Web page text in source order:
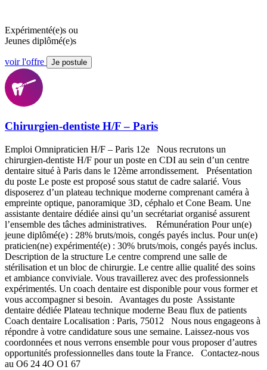
Expérimenté(e)s ou
Jeunes diplômé(e)s
voir l'offre Je postule
Chirurgien-dentiste H/F – Paris
Emploi Omnipraticien H/F – Paris 12e Nous recrutons un
chirurgien-dentiste H/F pour un poste en CDI au sein d’un centre
dentaire situé à Paris dans le 12ème arrondissement. Présentation
du poste Le poste est proposé sous statut de cadre salarié. Vous
disposerez d’un plateau technique moderne comprenant caméra à
empreinte optique, panoramique 3D, céphalo et Cone Beam. Une
assistante dentaire dédiée ainsi qu’un secrétariat organisé assurent
l’ensemble des tâches administratives. Rémunération Pour un(e)
jeune diplômé(e) : 28% bruts/mois, congés payés inclus. Pour un(e)
praticien(ne) expérimenté(e) : 30% bruts/mois, congés payés inclus.
Description de la structure Le centre comprend une salle de
stérilisation et un bloc de chirurgie. Le centre allie qualité des soins
et ambiance conviviale. Vous travaillerez avec des professionnels
expérimentés. Un coach dentaire est disponible pour vous former et
vous accompagner si besoin. Avantages du poste Assistante
dentaire dédiée Plateau technique moderne Beau flux de patients
Coach dentaire Localisation : Paris, 75012 Nous nous engageons à
répondre à votre candidature sous une semaine. Laissez-nous vos
coordonnées et nous verrons ensemble pour vous proposer d’autres
opportunités professionnelles dans toute la France. Contactez-nous
au O6 24 4O O1 67